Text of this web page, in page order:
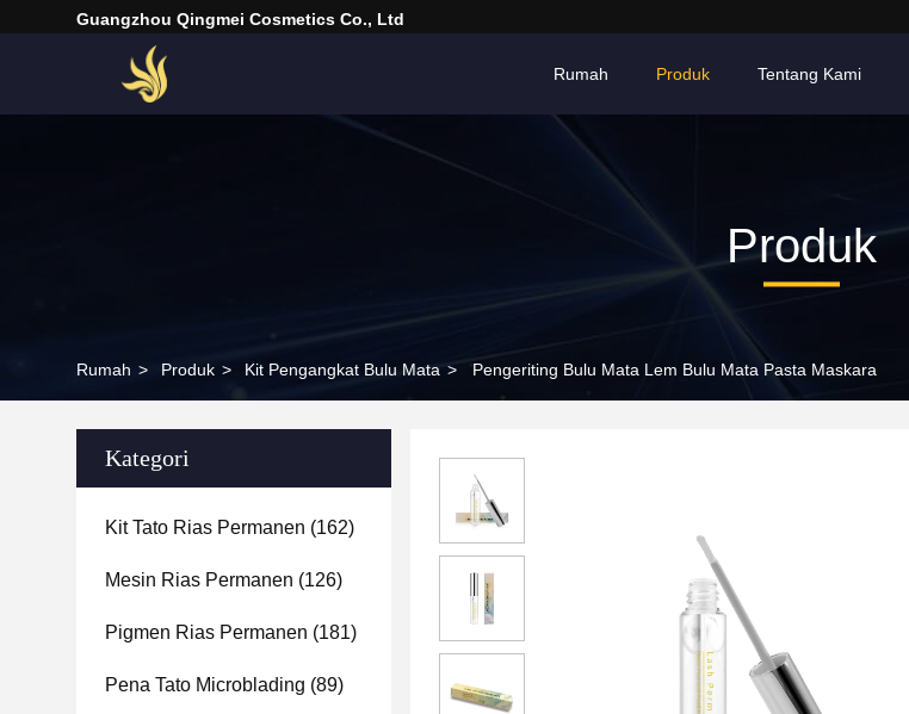
Guangzhou Qingmei Cosmetics Co., Ltd
Rumah Produk Tentang Kami
Produk
Rumah > Produk > Kit Pengangkat Bulu Mata > Pengeriting Bulu Mata Lem Bulu Mata Pasta Maskara
Kategori
Kit Tato Rias Permanen (162)
Mesin Rias Permanen (126)
Pigmen Rias Permanen (181)
Pena Tato Microblading (89)